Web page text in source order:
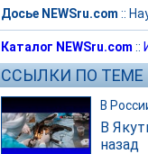
Досье NEWSru.com ::
Каталог NEWSru.com ::
ССЫЛКИ ПО ТЕМЕ
В
В
назад